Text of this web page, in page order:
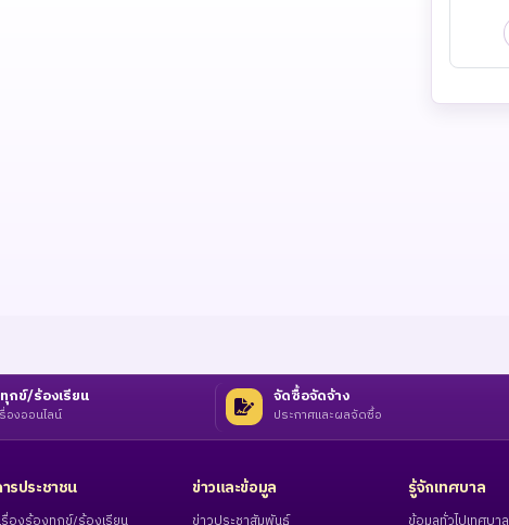
กข์/ร้องเรียน
องออนไลน์
จัดซื้อจัดจ้าง
ประกาศและผลจัดซื้อ
รประชาชน ข่าวและข้อมูล รู้จักเทศบาล